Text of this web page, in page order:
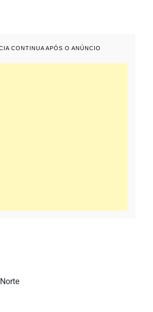
CONTINUA APÓS O ANÚNCIO